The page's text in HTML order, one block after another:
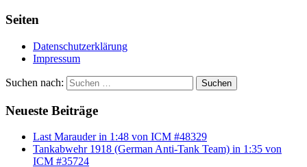
Seiten
Datenschutzerklärung
Impressum
Suchen nach: Suchen
Neueste Beiträge
Last Marauder in 1:48 von ICM #48329
Tankabwehr 1918 (German Anti-Tank Team) in 1:35 von
ICM #35724